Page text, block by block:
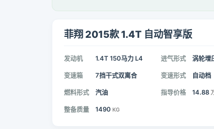
菲翔 2015款 1.4T 自动智享版
发动机 1.4T 150马力 L4 进气形式 涡轮增
变速箱 7挡干式双离合 变速形式 自动档
燃料形式 汽油 指导价格 14.88
整备质量 1490 KG